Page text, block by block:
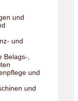
und
und
Belags-,
und
und